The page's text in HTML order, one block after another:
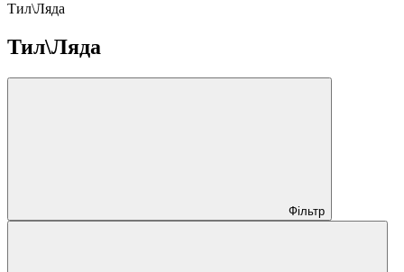
Тил\Ляда
Тил\Ляда
Фільтр